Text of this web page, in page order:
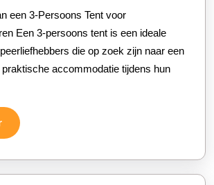
ruime
3-
persoons
tent
Een 3-persoons tent is een ideale
die op zoek zijn naar een
accommodatie tijdens hun
Lees
Verder